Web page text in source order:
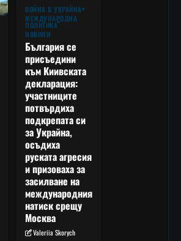
ВОЙНА В УКРАЙНА
МЕЖДУНАРОДНА
ПОЛИТИКА
НОВИНИ
България се
присъедини
към Киивската
декларация:
участниците
потвърдиха
подкрепата си
за Украйна,
осъдиха
руската агресия
и призоваха за
засилване на
международния
натиск срещу
Москва
Valeriia Skorych